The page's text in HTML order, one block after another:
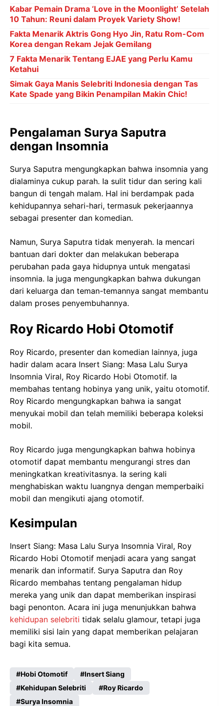
Kabar Pemain Drama ‘Love in the Moonlight’ Setelah
10 Tahun: Reuni dalam Proyek Variety Show!
Fakta Menarik Aktris Gong Hyo Jin, Ratu Rom-Com
Korea dengan Rekam Jejak Gemilang
7 Fakta Menarik Tentang EJAE yang Perlu Kamu
Ketahui
Simak Gaya Manis Selebriti Indonesia dengan Tas
Kate Spade yang Bikin Penampilan Makin Chic!
Pengalaman Surya Saputra
dengan Insomnia
Surya Saputra mengungkapkan bahwa insomnia yang
dialaminya cukup parah. Ia sulit tidur dan sering kali
bangun di tengah malam. Hal ini berdampak pada
kehidupannya sehari-hari, termasuk pekerjaannya
sebagai presenter dan komedian.
Namun, Surya Saputra tidak menyerah. Ia mencari
bantuan dari dokter dan melakukan beberapa
perubahan pada gaya hidupnya untuk mengatasi
insomnia. Ia juga mengungkapkan bahwa dukungan
dari keluarga dan teman-temannya sangat membantu
dalam proses penyembuhannya.
Roy Ricardo Hobi Otomotif
Roy Ricardo, presenter dan komedian lainnya, juga
hadir dalam acara Insert Siang: Masa Lalu Surya
Insomnia Viral, Roy Ricardo Hobi Otomotif. Ia
membahas tentang hobinya yang unik, yaitu otomotif.
Roy Ricardo mengungkapkan bahwa ia sangat
menyukai mobil dan telah memiliki beberapa koleksi
mobil.
Roy Ricardo juga mengungkapkan bahwa hobinya
otomotif dapat membantu mengurangi stres dan
meningkatkan kreativitasnya. Ia sering kali
menghabiskan waktu luangnya dengan memperbaiki
mobil dan mengikuti ajang otomotif.
Kesimpulan
Insert Siang: Masa Lalu Surya Insomnia Viral, Roy
Ricardo Hobi Otomotif menjadi acara yang sangat
menarik dan informatif. Surya Saputra dan Roy
Ricardo membahas tentang pengalaman hidup
mereka yang unik dan dapat memberikan inspirasi
bagi penonton. Acara ini juga menunjukkan bahwa
kehidupan selebriti tidak selalu glamour, tetapi juga
memiliki sisi lain yang dapat memberikan pelajaran
bagi kita semua.
Hobi Otomotif
Insert Siang
Kehidupan Selebriti
Roy Ricardo
Surya Insomnia